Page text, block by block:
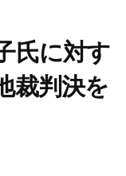
氏に対す
裁判決を